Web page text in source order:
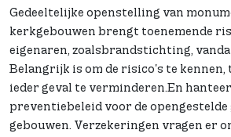
Gedeeltelijke openstelling van
kerkgebouwen brengt toenemende
eigenaren, zoalsbrandstichting,
Belangrijk is om de risico's te kennen,
ieder geval te verminderen.En hanteer
preventiebeleid voor de opengestelde
gebouwen. Verzekeringen vragen er